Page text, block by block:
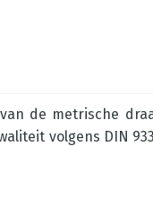
de metrische
volgens DIN